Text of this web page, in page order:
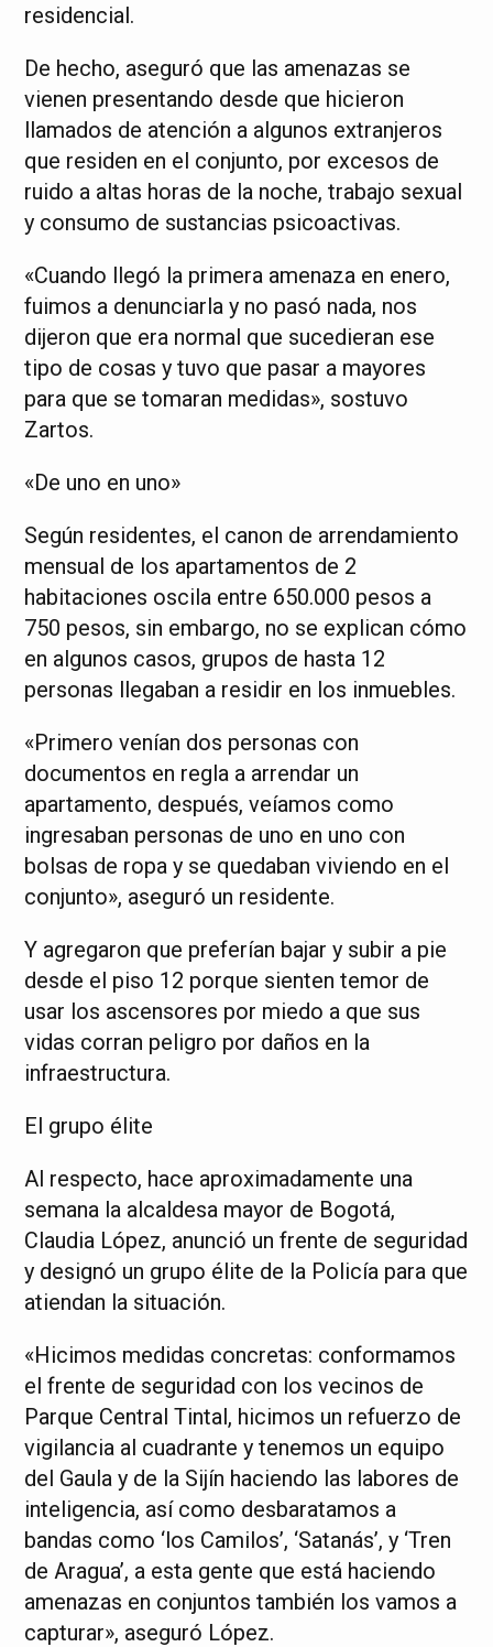
residencial.
De hecho, aseguró que las amenazas se
vienen presentando desde que hicieron
llamados de atención a algunos extranjeros
que residen en el conjunto, por excesos de
ruido a altas horas de la noche, trabajo sexual
y consumo de sustancias psicoactivas.
«Cuando llegó la primera amenaza en enero,
fuimos a denunciarla y no pasó nada, nos
dijeron que era normal que sucedieran ese
tipo de cosas y tuvo que pasar a mayores
para que se tomaran medidas», sostuvo
Zartos.
«De uno en uno»
Según residentes, el canon de arrendamiento
mensual de los apartamentos de 2
habitaciones oscila entre 650.000 pesos a
750 pesos, sin embargo, no se explican cómo
en algunos casos, grupos de hasta 12
personas llegaban a residir en los inmuebles.
«Primero venían dos personas con
documentos en regla a arrendar un
apartamento, después, veíamos como
ingresaban personas de uno en uno con
bolsas de ropa y se quedaban viviendo en el
conjunto», aseguró un residente.
Y agregaron que preferían bajar y subir a pie
desde el piso 12 porque sienten temor de
usar los ascensores por miedo a que sus
vidas corran peligro por daños en la
infraestructura.
El grupo élite
Al respecto, hace aproximadamente una
semana la alcaldesa mayor de Bogotá,
Claudia López, anunció un frente de seguridad
y designó un grupo élite de la Policía para que
atiendan la situación.
«Hicimos medidas concretas: conformamos
el frente de seguridad con los vecinos de
Parque Central Tintal, hicimos un refuerzo de
vigilancia al cuadrante y tenemos un equipo
del Gaula y de la Sijín haciendo las labores de
inteligencia, así como desbaratamos a
bandas como ‘los Camilos’, ‘Satanás’, y ‘Tren
de Aragua’, a esta gente que está haciendo
amenazas en conjuntos también los vamos a
capturar», aseguró López.